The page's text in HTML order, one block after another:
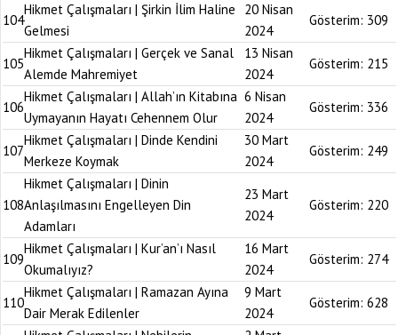
104
Hikmet Çalışmaları | Şirkin İlim Haline
Gelmesi
20 Nisan
2024
Gösterim: 309
105
Hikmet Çalışmaları | Gerçek ve Sanal
Alemde Mahremiyet
13 Nisan
2024
Gösterim: 215
106
Hikmet Çalışmaları | Allah’ın Kitabına
Uymayanın Hayatı Cehennem Olur
6 Nisan
2024
Gösterim: 336
107
Hikmet Çalışmaları | Dinde Kendini
Merkeze Koymak
30 Mart
2024
Gösterim: 249
108
Hikmet Çalışmaları | Dinin
Anlaşılmasını Engelleyen Din
Adamları
23 Mart
2024
Gösterim: 220
109
Hikmet Çalışmaları | Kur’an’ı Nasıl
Okumalıyız?
16 Mart
2024
Gösterim: 274
110
Hikmet Çalışmaları | Ramazan Ayına
Dair Merak Edilenler
9 Mart
2024
Gösterim: 628